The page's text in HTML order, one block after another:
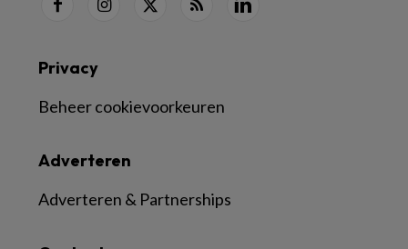
Adverteren
Adverteren & Partnerships
Privacy
Beheer cookievoorkeuren